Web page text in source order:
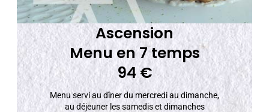
Ascension
Menu en 7 temps
94 €
Menu servi au dîner du mercredi au dimanche,
au déjeuner les samedis et dimanches